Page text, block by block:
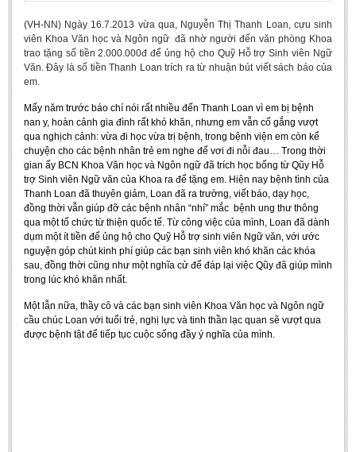
Department of Arts Studies
Center of Sinology and Nom Studies
ACADEMIC
Undergraduate: Regular Degree
Undergraduate: Honor Degree
Postgraduate
LITERARY WRITINGS & TRANSLATING
RESEARCH
Sinology & Nom
Linguistics
Vietnamese Folk Culture
(VH-NN) Ngày 16.7.2013 vừa qua, Nguyễn Thị Thanh Loan, cựu sinh
viên Khoa Văn học và Ngôn ngữ đã nhờ người đến văn phòng Khoa
trao tặng số tiền 2.000.000đ để ủng hộ cho Quỹ Hỗ trợ Sinh viên Ngữ
Văn. Đây là số tiền Thanh Loan trích ra từ nhuận bút viết sách báo của
em.
Mấy năm trước báo chí nói rất nhiều đến Thanh Loan vì em bị bệnh
nan y, hoàn cảnh gia đình rất khó khăn, nhưng em vẫn cố gắng vượt
qua nghịch cảnh: vừa đi học vừa trị bệnh, trong bệnh viện em còn kể
chuyện cho các bệnh nhân trẻ em nghe để vơi đi nỗi đau… Trong thời
gian ấy BCN Khoa Văn học và Ngôn ngữ đã trích học bổng từ Qũy Hỗ
trợ Sinh viên Ngữ văn của Khoa ra để tặng em. Hiện nay bệnh tình của
Thanh Loan đã thuyên giảm, Loan đã ra trường, viết báo, dạy học,
đồng thời vẫn giúp đỡ các bệnh nhân “nhí” mắc bệnh ung thư thông
qua một tổ chức từ thiện quốc tế. Từ công việc của mình, Loan đã dành
dụm một ít tiền để ủng hộ cho Quỹ Hỗ trợ sinh viên Ngữ văn, với ước
nguyện góp chút kinh phí giúp các bạn sinh viên khó khăn các khóa
sau, đồng thời cũng như một nghĩa cử để đáp lại việc Qũy đã giúp mình
trong lúc khó khăn nhất.
Một lẫn nữa, thầy cô và các bạn sinh viên Khoa Văn học và Ngôn ngữ
cầu chúc Loan với tuổi trẻ, nghị lực và tinh thần lạc quan sẽ vượt qua
được bệnh tật để tiếp tục cuộc sống đầy ý nghĩa của mình.